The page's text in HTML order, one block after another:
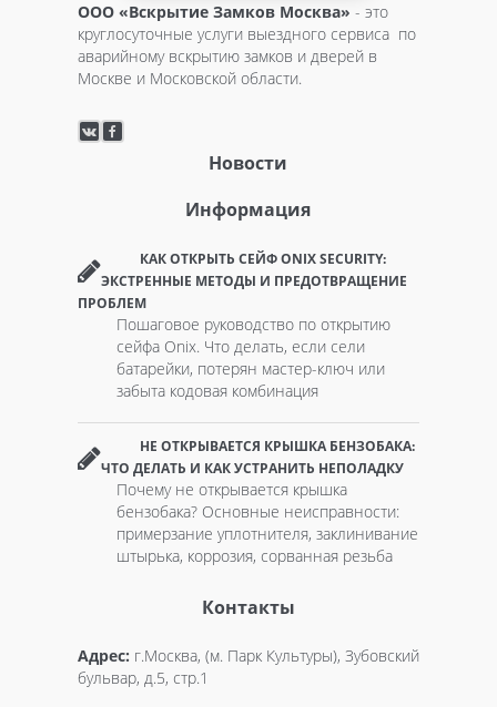
ООО «Вскрытие Замков Москва» - это
круглосуточные услуги выездного сервиса по
аварийному вскрытию замков и дверей в
Москве и Московской области.
Новости
Информация
КАК ОТКРЫТЬ СЕЙФ ONIX SECURITY:
ЭКСТРЕННЫЕ МЕТОДЫ И ПРЕДОТВРАЩЕНИЕ
ПРОБЛЕМ
Пошаговое руководство по открытию
сейфа Onix. Что делать, если сели
батарейки, потерян мастер-ключ или
забыта кодовая комбинация
НЕ ОТКРЫВАЕТСЯ КРЫШКА БЕНЗОБАКА:
ЧТО ДЕЛАТЬ И КАК УСТРАНИТЬ НЕПОЛАДКУ
Почему не открывается крышка
бензобака? Основные неисправности:
примерзание уплотнителя, заклинивание
штырька, коррозия, сорванная резьба
Контакты
Адрес: г.Москва, (м. Парк Культуры), Зубовский
бульвар, д.5, стр.1